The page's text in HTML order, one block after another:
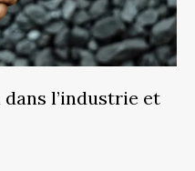
l’industrie et